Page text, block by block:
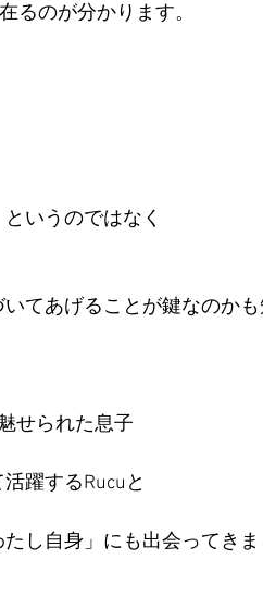
るのが分かります。
いうのではなく
てあげることが鍵なのかも
せられた息子
躍するRucuと
し自身」にも出会ってきま